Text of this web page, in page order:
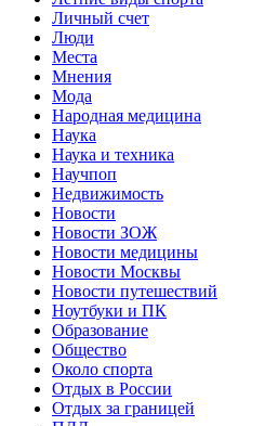
Личный счет
Люди
Места
Мнения
Мода
Народная медицина
Наука
Наука и техника
Научпоп
Недвижимость
Новости
Новости ЗОЖ
Новости медицины
Новости Москвы
Новости путешествий
Ноутбуки и ПК
Образование
Общество
Около спорта
Отдых в России
Отдых за границей